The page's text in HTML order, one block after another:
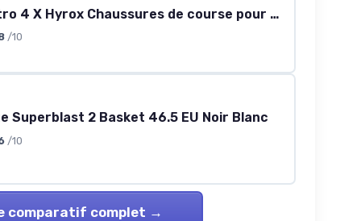
Deviate Nitro 4 X Hyrox Chaussures de course pour homme 46 EU Spritz Lux Lime
/10
Superblast 2 Basket 46.5 EU Noir Blanc
/10
comparatif complet →